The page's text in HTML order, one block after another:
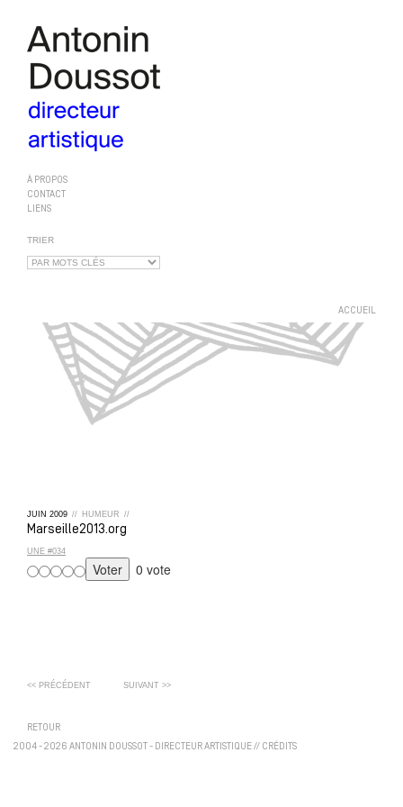
À PROPOS
CONTACT
LIENS
TRIER
ACCUEIL
JUIN 2009 // HUMEUR //
Marseille2013.org
UNE #034
0 vote
<< PRÉCÉDENT SUIVANT >>
RETOUR
2004 - 2026 ANTONIN DOUSSOT - DIRECTEUR ARTISTIQUE// CRÉDITS